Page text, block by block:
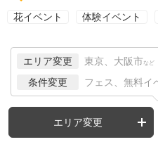
花イベント 体験イベント
エリア変更 東京、大阪市 など
条件変更 フェス、無料イ
エリア変更